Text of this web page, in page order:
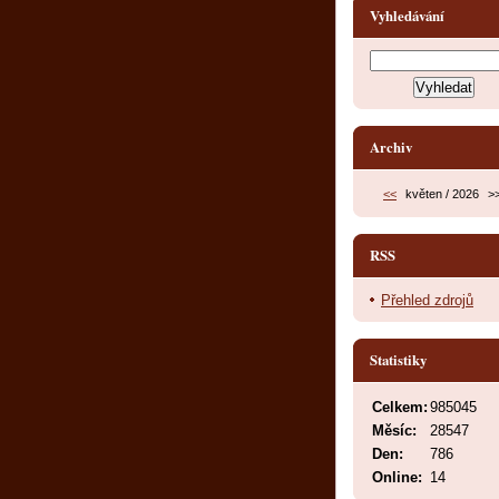
Vyhledávání
Archiv
<< květen / 2026
RSS
Přehled zdrojů
Statistiky
Online: 14
Celkem: 985045
Měsíc:
28547
Den:
786